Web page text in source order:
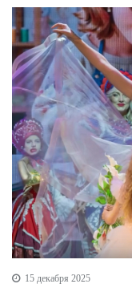
15 декабря 2025